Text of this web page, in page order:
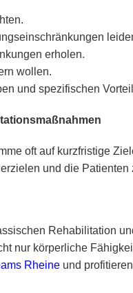
erholen.
wollen.
und spezifischen
oft auf kurzfristige
und die
Rehabilitation
nur körperliche
Rheine und